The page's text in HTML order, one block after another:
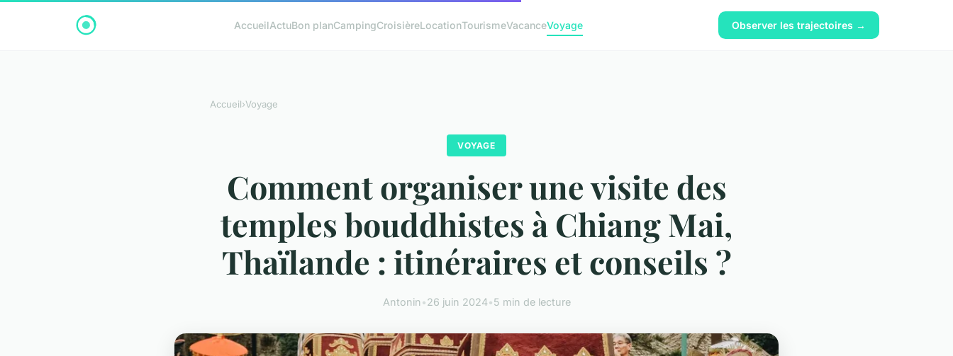
AccueilActuBon planCampingCroisièreLocationTourismeVacanceVoyage Observer les trajectoires →
Accueil›Voyage
VOYAGE
Comment organiser une visite des
temples bouddhistes à Chiang Mai,
Thaïlande : itinéraires et conseils ?
Antonin•26 juin 2024•5 min de lecture